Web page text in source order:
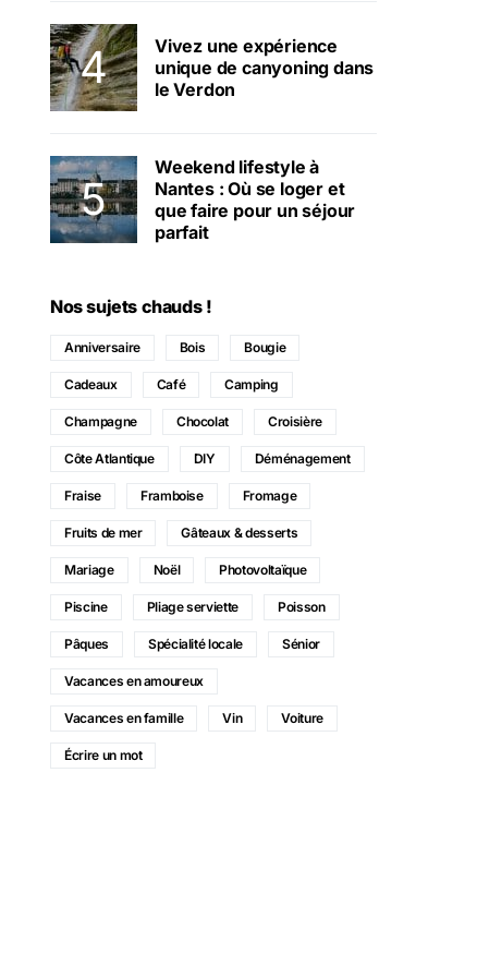
Vivez une expérience
unique de canyoning dans
le Verdon
Weekend lifestyle à
Nantes : Où se loger et
que faire pour un séjour
parfait
Nos sujets chauds !
Anniversaire Bois Bougie
Cadeaux Café Camping
Champagne Chocolat Croisière
Côte Atlantique DIY Déménagement
Fraise Framboise Fromage
Fruits de mer Gâteaux & desserts
Mariage Noël Photovoltaïque
Piscine Pliage serviette Poisson
Pâques Spécialité locale Sénior
Vacances en amoureux
Vacances en famille Vin Voiture
Écrire un mot